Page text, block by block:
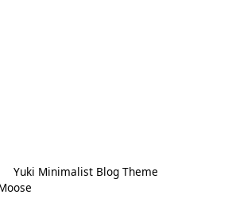
Yuki Minimalist Blog Theme